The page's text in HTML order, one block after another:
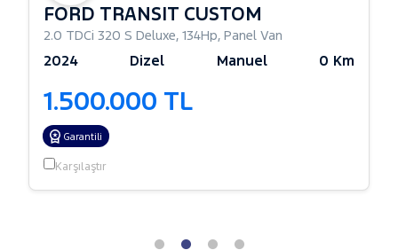
FORD TRANSIT CUSTOM
2.0 TDCi 320 S Deluxe, 134Hp, Panel Van
2024 Dizel Manuel 0 Km
1.500.000 TL
Garantili
Karşılaştır